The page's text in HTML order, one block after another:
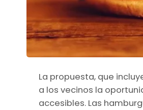
La propuesta, que
a los vecinos la
accesibles. Las